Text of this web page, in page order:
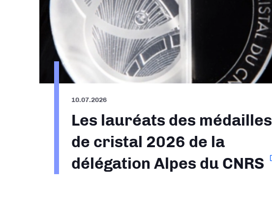
10.07.2026
Les lauréats des médailles
de cristal 2026 de la
délégation Alpes du CNRS